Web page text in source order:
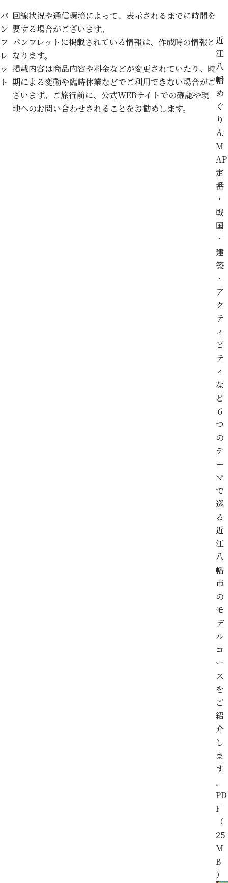
パ
ン
フ
レ
ッ
ト
回線状況や通信環境によって、表示されるまでに時間を
要する場合がございます。
パンフレットに掲載されている情報は、作成時の情報と
なります。
掲載内容は商品内容や料金などが変更されていたり、時
期による変動や臨時休業などでご利用できない場合がご
ざいまず。ご旅行前に、公式WEBサイトでの確認や現
地へのお問い合わせされることをお勧めします。
近
江
八
幡
め
ぐ
り
ん
M
AP
定
番
・
戦
国
・
建
築
・
ア
ク
テ
ィ
ビ
テ
ィ
な
ど
６
つ
の
テ
ー
マ
で
巡
る
近
江
八
幡
市
の
モ
デ
ル
コ
ー
ス
を
ご
紹
介
し
ま
す
。
PD
F
（
25
M
B
）